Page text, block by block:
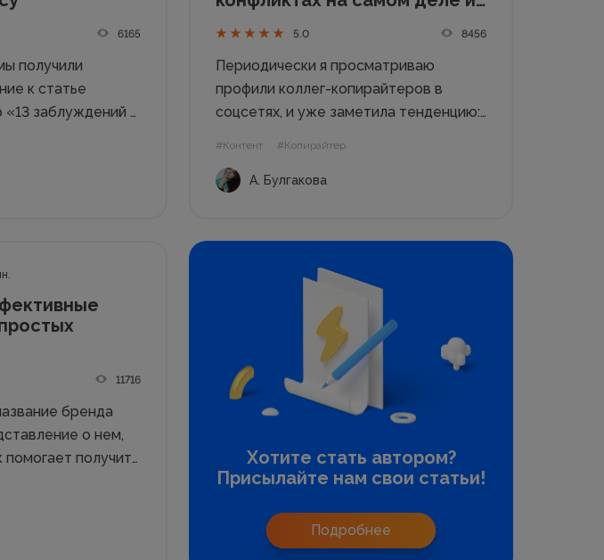
6165
получили
к статье
заблуждений о
не против. А
5.0 8456
Периодически я просматриваю
профили коллег-копирайтеров в
соцсетях, и уже заметила тенденцию:
тяжелую долю и заказчиков, не
#Контент #Копирайтер
А. Булгакова
11716
бренда
о нем,
помогает получить
H1-H6,
Хотите стать автором?
Присылайте нам свои статьи!
Подробнее